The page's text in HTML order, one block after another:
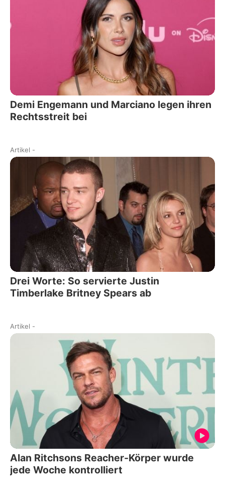
Demi Engemann und Marciano legen ihren
Rechtsstreit bei
Artikel -
Drei Worte: So servierte Justin
Timberlake Britney Spears ab
Artikel -
Alan Ritchsons Reacher-Körper wurde
jede Woche kontrolliert